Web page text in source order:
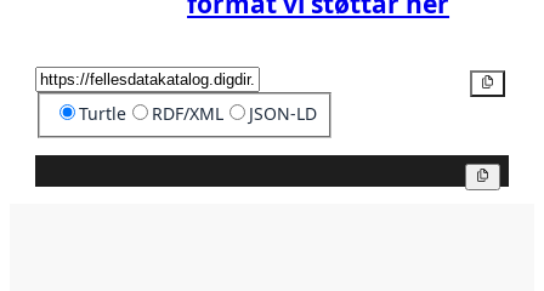
Turtle RDF/XML JSON-LD